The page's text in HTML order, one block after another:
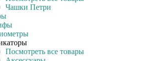
Чашки Петри
Посмотреть все товары